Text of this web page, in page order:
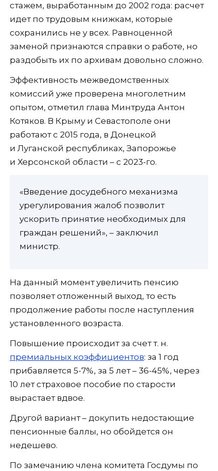
стажем, выработанным до 2002 года: расчет
идет по трудовым книжкам, которые
сохранились не у всех. Равноценной
заменой признаются справки о работе, но
раздобыть их по архивам довольно сложно.
Эффективность межведомственных
комиссий уже проверена многолетним
опытом, отметил глава Минтруда Антон
Котяков. В Крыму и Севастополе они
работают с 2015 года, в Донецкой
и Луганской республиках, Запорожье
и Херсонской области – с 2023-го.
«Введение досудебного механизма
урегулирования жалоб позволит
ускорить принятие необходимых для
граждан решений», – заключил
министр.
На данный момент увеличить пенсию
позволяет отложенный выход, то есть
продолжение работы после наступления
установленного возраста.
Повышение происходит за счет т. н.
премиальных коэффициентов: за 1 год
прибавляется 5-7%, за 5 лет – 36-45%, через
10 лет страховое пособие по старости
вырастает вдвое.
Другой вариант – докупить недостающие
пенсионные баллы, но обойдется он
недешево.
По замечанию члена комитета Госдумы по